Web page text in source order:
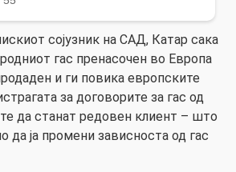
сојузник на САД, Катар сака
гас пренасочен во Европа
и ги повика европските
за договорите за гас од
да станат редовен клиент – што
да ја промени зависноста од гас